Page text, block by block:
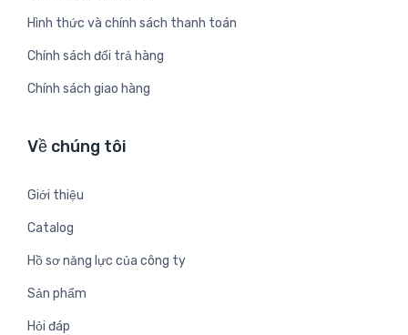
Hình thức và chính sách thanh toán
Chính sách đổi trả hàng
Chính sách giao hàng
Về chúng tôi
Giới thiệu
Catalog
Hồ sơ năng lực của công ty
Sản phẩm
Hỏi đáp